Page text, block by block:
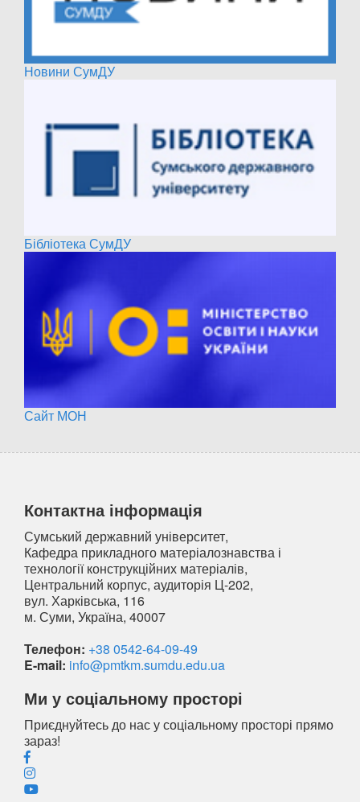
Новини СумДУ
Бібліотека СумДУ
Сайт МОН
Контактна інформація
Сумський державний університет,
Кафедра прикладного матеріалознавства і
технології конструкційних матеріалів,
Центральний корпус, аудиторія Ц-202,
вул. Харківська, 116
м. Суми, Україна, 40007
Телефон: +38 0542-64-09-49
E-mail: info@pmtkm.sumdu.edu.ua
Ми у соціальному просторі
Приєднуйтесь до нас у соціальному просторі прямо
зараз!